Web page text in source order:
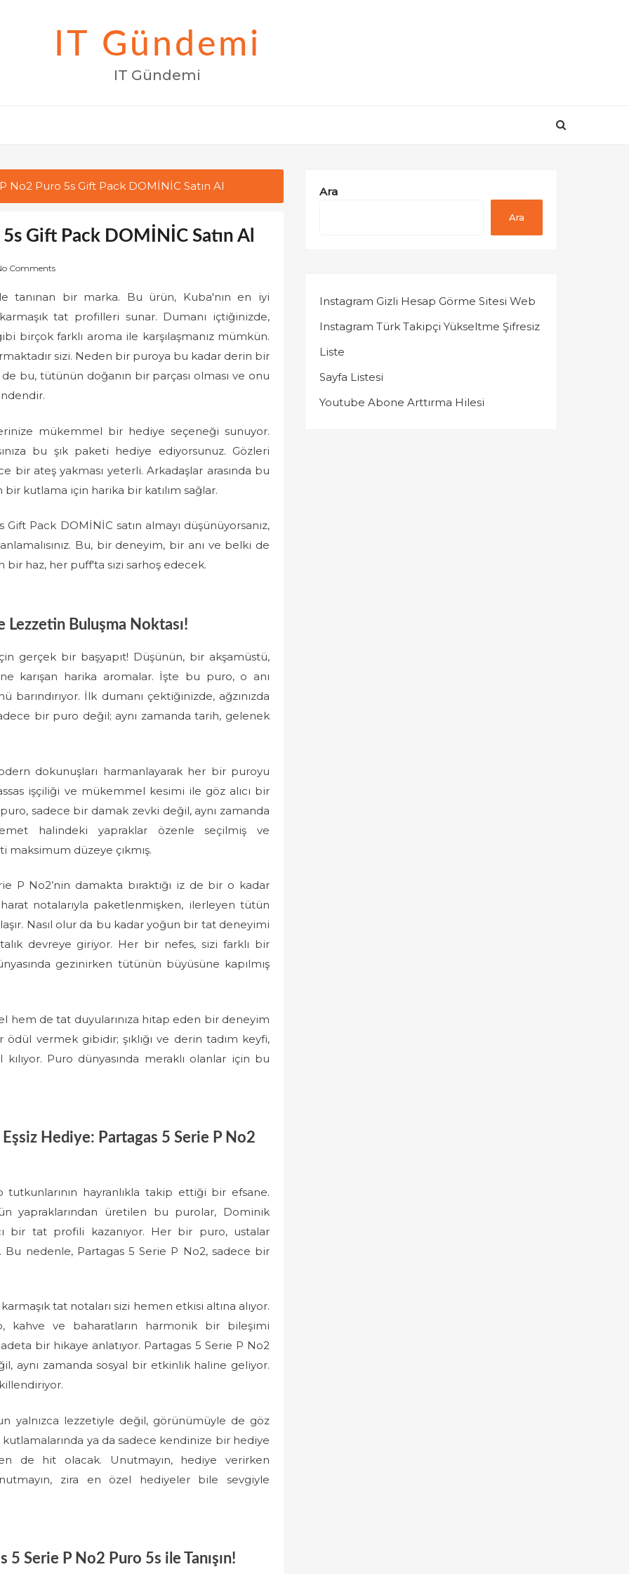
IT Gündemi
IT Gündemi
No2 Puro 5s Gift Pack DOMİNİC Satın Al
Gift Pack DOMİNİC Satın Al
Comments
tanınan bir marka. Bu ürün, Kuba'nın en iyi
tat profilleri sunar. Dumanı içtiğinizde,
birçok farklı aroma ile karşılaşmanız mümkün.
sizi. Neden bir puroya bu kadar derin bir
bu, tütünün doğanın bir parçası olması ve onu
mükemmel bir hediye seçeneği sunuyor.
bu şık paketi hediye ediyorsunuz. Gözleri
bir ateş yakması yeterli. Arkadaşlar arasında bu
kutlama için harika bir katılım sağlar.
Pack DOMİNİC satın almayı düşünüyorsanız,
Bu, bir deneyim, bir anı ve belki de
bir haz, her puff'ta sizi sarhoş edecek.
Lezzetin Buluşma Noktası!
gerçek bir başyapıt! Düşünün, bir akşamüstü,
karışan harika aromalar. İşte bu puro, o anı
İlk dumanı çektiğinizde, ağzınızda
bir puro değil; aynı zamanda tarih, gelenek
dokunuşları harmanlayarak her bir puroyu
işçiliği ve mükemmel kesimi ile göz alıcı bir
sadece bir damak zevki değil, aynı zamanda
halindeki yapraklar özenle seçilmiş ve
düzeye çıkmış.
P No2’nin damakta bıraktığı iz de bir o kadar
notalarıyla paketlenmişken, ilerleyen tütün
Nasıl olur da bu kadar yoğun bir tat deneyimi
devreye giriyor. Her bir nefes, sizi farklı bir
gezinirken tütünün büyüsüne kapılmış
hem de tat duyularınıza hitap eden bir deneyim
vermek gibidir; şıklığı ve derin tadım keyfi,
kılıyor. Puro dünyasında meraklı olanlar için bu
Hediye: Partagas 5 Serie P No2
tutkunlarının hayranlıkla takip ettiği bir efsane.
yapraklarından üretilen bu purolar, Dominik
bir tat profili kazanıyor. Her bir puro, ustalar
Bu nedenle, Partagas 5 Serie P No2, sadece bir
tat notaları sizi hemen etkisi altına alıyor.
kahve ve baharatların harmonik bir bileşimi
bir hikaye anlatıyor. Partagas 5 Serie P No2
aynı zamanda sosyal bir etkinlik haline geliyor.
yalnızca lezzetiyle değil, görünümüyle de göz
ya da sadece kendinize bir hediye
de hit olacak. Unutmayın, hediye verirken
zira en özel hediyeler bile sevgiyle
Serie P No2 Puro 5s ile Tanışın!
Ara
Ara
Instagram Gizli Hesap Görme Sitesi Web
Instagram Türk Takipçi Yükseltme Şifresiz
Liste
Sayfa Listesi
Youtube Abone Arttırma Hilesi